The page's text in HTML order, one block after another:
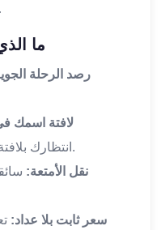
وسعر ثابت شامل بدون أي إضافات.
ما
رصد الرحلة
لافتة اسمك
انتظارك بلافتة تحمل اسمك — لا بحث ولا ارتباك.
نقل الأمتعة:
سعر ثابت بلا عداد: